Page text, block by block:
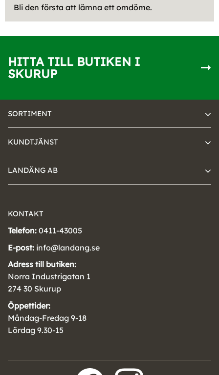
Bli den första att lämna ett omdöme.
HITTA TILL BUTIKEN I
SKURUP
SORTIMENT
KUNDTJÄNST
LANDÄNG AB
KONTAKT
Telefon: 0411-43005
E-post: info@landang.se
Adress till butiken:
Norra Industrigatan 1
274 30 Skurup
Öppettider:
Måndag-Fredag 9-18
Lördag 9.30-15